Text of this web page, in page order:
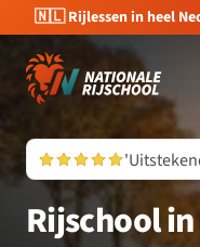
🇳🇱 Rijlessen in heel
Rijschool